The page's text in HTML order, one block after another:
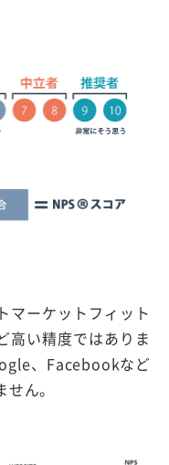
マーケットフィット
高い精度ではありま
、Facebookなど
ん。